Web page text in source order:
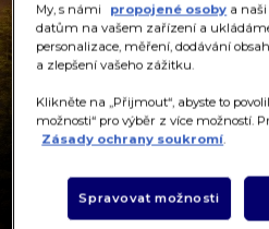
ZLATÁ
KAŽDÉ PONDĚLÍ,
20:00
My, s námi propojené osoby a
datům na vašem zařízení a
personalizace, měření, dodávání
a zlepšení vašeho zážitku.
Klikněte na „Přijmout“, abyste to
možnosti“ pro výběr z více možností.
Zásady ochrany soukromí.
Spravovat možnosti